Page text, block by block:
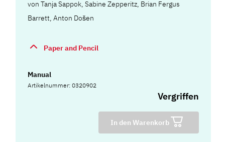
vonTanja Sappok,Sabine Zepperitz, Brian Fergus
Barrett,Anton Došen
Paper and Pencil
Manual
Artikelnummer: 0320902
Vergriffen
In den Warenkorb